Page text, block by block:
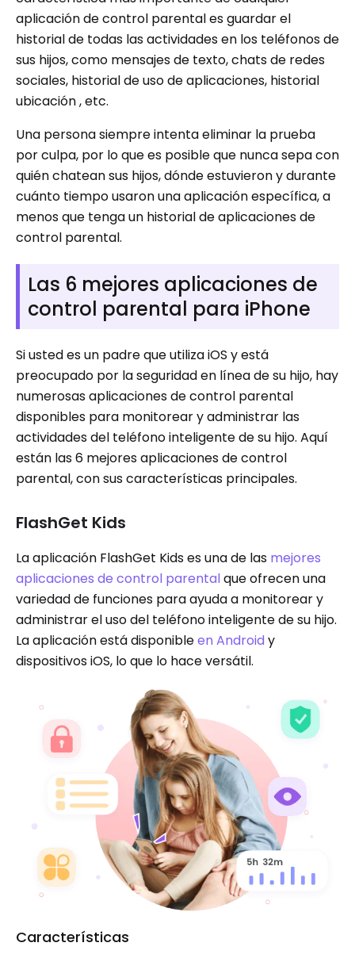
aplicación de control parental es guardar el
historial de todas las actividades en los teléfonos de
sus hijos, como mensajes de texto, chats de redes
sociales, historial de uso de aplicaciones, historial
ubicación , etc.
Una persona siempre intenta eliminar la prueba
por culpa, por lo que es posible que nunca sepa con
quién chatean sus hijos, dónde estuvieron y durante
cuánto tiempo usaron una aplicación específica, a
menos que tenga un historial de aplicaciones de
control parental.
Las 6 mejores aplicaciones de
control parental para iPhone
Si usted es un padre que utiliza iOS y está
preocupado por la seguridad en línea de su hijo, hay
numerosas aplicaciones de control parental
disponibles para monitorear y administrar las
actividades del teléfono inteligente de su hijo. Aquí
están las 6 mejores aplicaciones de control
parental, con sus características principales.
FlashGet Kids
La aplicación FlashGet Kids es una de las mejores
aplicaciones de control parentalque ofrecen una
variedad de funciones para ayuda a monitorear y
administrar el uso del teléfono inteligente de su hijo.
La aplicación está disponibleen Android y
dispositivos iOS, lo que lo hace versátil.
Características